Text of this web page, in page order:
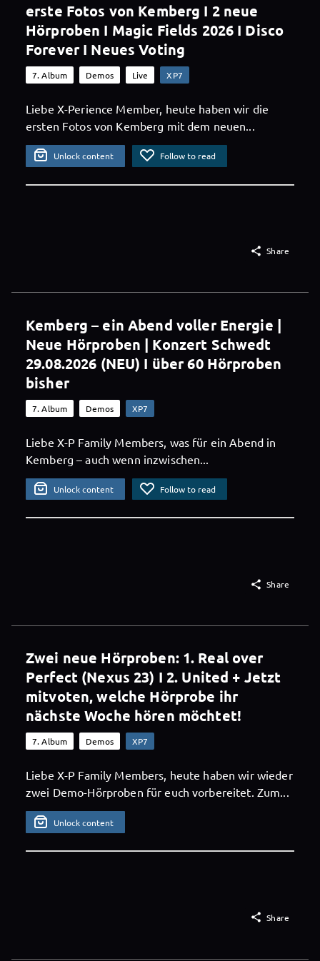
erste Fotos von Kemberg I 2 neue
Hörproben I Magic Fields 2026 I Disco
Forever I Neues Voting
7. Album Demos Live XP7
Liebe X-Perience Member, heute haben wir die
ersten Fotos von Kemberg mit dem neuen...
Unlock content Follow to read
 Share
Kemberg – ein Abend voller Energie |
Neue Hörproben | Konzert Schwedt
29.08.2026 (NEU) I über 60 Hörproben
bisher
7. Album Demos XP7
Liebe X-P Family Members, was für ein Abend in
Kemberg – auch wenn inzwischen...
Unlock content Follow to read
 Share
Zwei neue Hörproben: 1. Real over
Perfect (Nexus 23) I 2. United + Jetzt
mitvoten, welche Hörprobe ihr
nächste Woche hören möchtet!
7. Album Demos XP7
Liebe X-P Family Members, heute haben wir wieder
zwei Demo-Hörproben für euch vorbereitet. Zum...
Unlock content
 Share